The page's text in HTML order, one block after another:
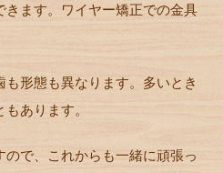
ます。ワイヤー矯正での金具
形態も異なります。多いとき
あります。
で、これからも一緒に頑張っ